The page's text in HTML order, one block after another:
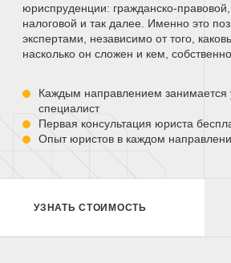
юриспруденции: гражданско-
налоговой и так далее. Именно это
экспертами, независимо от того,
насколько он сложен и кем,
Каждым направлением занимается
специалист
Первая консультация юриста
Опыт юристов в каждом
УЗНАТЬ СТОИМОСТЬ